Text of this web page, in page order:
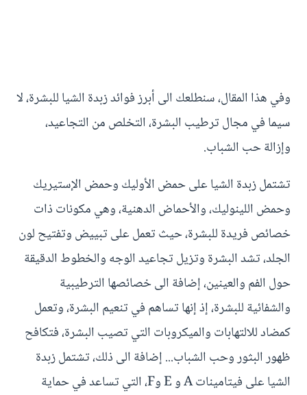
وفي هذا المقال، سنطلعك الى أبرز فوائد زبدة الشيا للبشرة، لا
سيما في مجال ترطيب البشرة، التخلص من التجاعيد،
وإزالة حب الشباب.
تشتمل زبدة الشيا على حمض الأوليك وحمض الإستيريك
وحمض اللينوليك، والأحماض الدهنية، وهي مكونات ذات
خصائص فريدة للبشرة، حيث تعمل على تبييض وتفتيح لون
الجلد، تشد البشرة وتزيل تجاعيد الوجه والخطوط الدقيقة
حول الفم والعينين، إضافة الى خصائصها الترطيبية
والشفائية للبشرة، إذ إنها تساهم في تنعيم البشرة، وتعمل
كمضاد للالتهابات والميكروبات التي تصيب البشرة، فتكافح
ظهور البثور وحب الشباب... إضافة الى ذلك، تشتمل زبدة
الشيا على فيتامينات A و E وF، التي تساعد في حماية